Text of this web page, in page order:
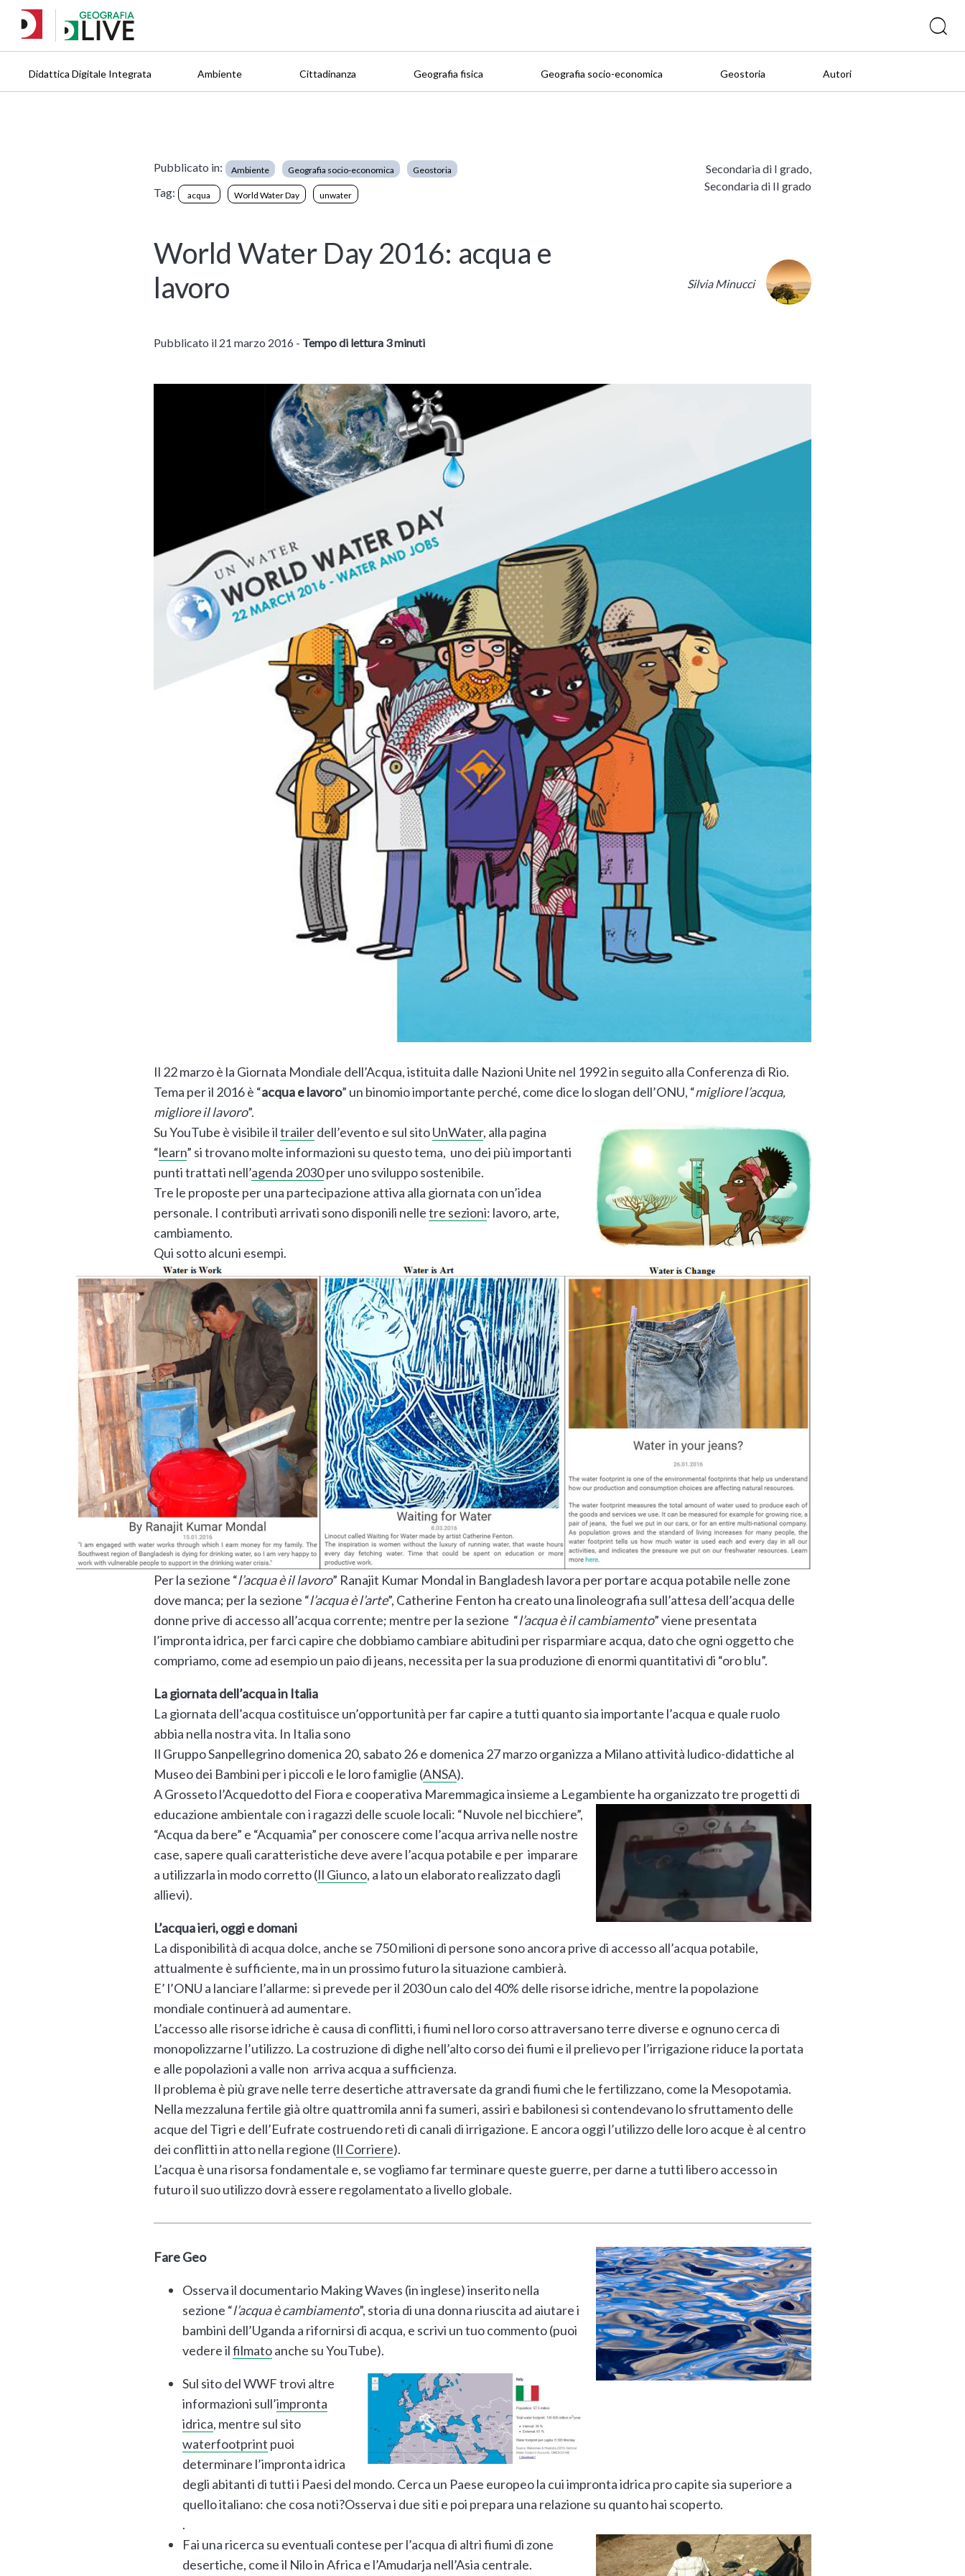
Didattica Digitale Integrata Ambiente Cittadinanza Geografia fisica Geografia socio-economica Geostoria Autori
Pubblicato in: Ambiente Geografia socio-economica Geostoria
Tag: acqua World Water Day unwater
Secondaria di I grado,
Secondaria di II grado
World Water Day 2016: acqua e
lavoro
Silvia Minucci
Pubblicato il 21 marzo 2016 - Tempo di lettura 3 minuti
Il 22 marzo è la Giornata Mondiale dell’Acqua, istituita dalle Nazioni Unite nel 1992 in seguito alla Conferenza di Rio.
Tema per il 2016 è “acqua e lavoro” un binomio importante perché, come dice lo slogan dell’ONU, “migliore l’acqua,
migliore il lavoro”.
Su YouTube è visibile iltrailerdell’evento e sul sitoUnWater, alla pagina
“learn” si trovano molte informazioni su questo tema, uno dei più importanti
punti trattati nell’agenda 2030per uno sviluppo sostenibile.
Tre le proposte per una partecipazione attiva alla giornata con un’idea
personale. I contributi arrivati sono disponili nelletre sezioni: lavoro, arte,
cambiamento.
Qui sotto alcuni esempi.
Per la sezione “l’acqua è il lavoro” Ranajit Kumar Mondal in Bangladesh lavora per portare acqua potabile nelle zone
dove manca; per la sezione “l’acqua è l’arte”, Catherine Fenton ha creato una linoleografia sull’attesa dell’acqua delle
donne prive di accesso all’acqua corrente; mentre per la sezione “l’acqua è il cambiamento” viene presentata
l’impronta idrica, per farci capire che dobbiamo cambiare abitudini per risparmiare acqua, dato che ogni oggetto che
compriamo, come ad esempio un paio di jeans, necessita per la sua produzione di enormi quantitativi di “oro blu”.
La giornata dell’acqua in Italia
La giornata dell’acqua costituisce un’opportunità per far capire a tutti quanto sia importante l’acqua e quale ruolo
abbia nella nostra vita. In Italia sono
Il Gruppo Sanpellegrino domenica 20, sabato 26 e domenica 27 marzo organizza a Milano attività ludico-didattiche al
Museo dei Bambini per i piccoli e le loro famiglie (ANSA).
A Grosseto l’Acquedotto del Fiora e cooperativa Maremmagica insieme a Legambiente ha organizzato tre progetti di
educazione ambientale con i ragazzi delle scuole locali: “Nuvole nel bicchiere”,
“Acqua da bere” e “Acquamia” per conoscere come l’acqua arriva nelle nostre
case, sapere quali caratteristiche deve avere l’acqua potabile e per imparare
a utilizzarla in modo corretto (Il Giunco, a lato un elaborato realizzato dagli
allievi).
L’acqua ieri, oggi e domani
La disponibilità di acqua dolce, anche se 750 milioni di persone sono ancora prive di accesso all’acqua potabile,
attualmente è sufficiente, ma in un prossimo futuro la situazione cambierà.
E’ l’ONU a lanciare l’allarme: si prevede per il 2030 un calo del 40% delle risorse idriche, mentre la popolazione
mondiale continuerà ad aumentare.
L’accesso alle risorse idriche è causa di conflitti, i fiumi nel loro corso attraversano terre diverse e ognuno cerca di
monopolizzarne l’utilizzo. La costruzione di dighe nell’alto corso dei fiumi e il prelievo per l’irrigazione riduce la portata
e alle popolazioni a valle non arriva acqua a sufficienza.
Il problema è più grave nelle terre desertiche attraversate da grandi fiumi che le fertilizzano, come la Mesopotamia.
Nella mezzaluna fertile già oltre quattromila anni fa sumeri, assiri e babilonesi si contendevano lo sfruttamento delle
acque del Tigri e dell’Eufrate costruendo reti di canali di irrigazione. E ancora oggi l’utilizzo delle loro acque è al centro
dei conflitti in atto nella regione (Il Corriere).
L’acqua è una risorsa fondamentale e, se vogliamo far terminare queste guerre, per darne a tutti libero accesso in
futuro il suo utilizzo dovrà essere regolamentato a livello globale.
Fare Geo
Osserva il documentario Making Waves (in inglese) inserito nella
sezione “l’acqua è cambiamento”, storia di una donna riuscita ad aiutare i
bambini dell’Uganda a rifornirsi di acqua, e scrivi un tuo commento (puoi
vedere ilfilmatoanche su YouTube).
Sul sito del WWF trovi altre
informazioni sull’impronta
idrica, mentre sul sito
waterfootprint puoi
determinare l’impronta idrica
degli abitanti di tutti i Paesi del mondo. Cerca un Paese europeo la cui impronta idrica pro capite sia superiore a
quello italiano: che cosa noti?Osserva i due siti e poi prepara una relazione su quanto hai scoperto.
.
Fai una ricerca su eventuali contese per l’acqua di altri fiumi di zone
desertiche, come il Nilo in Africa e l’Amudarja nell’Asia centrale.